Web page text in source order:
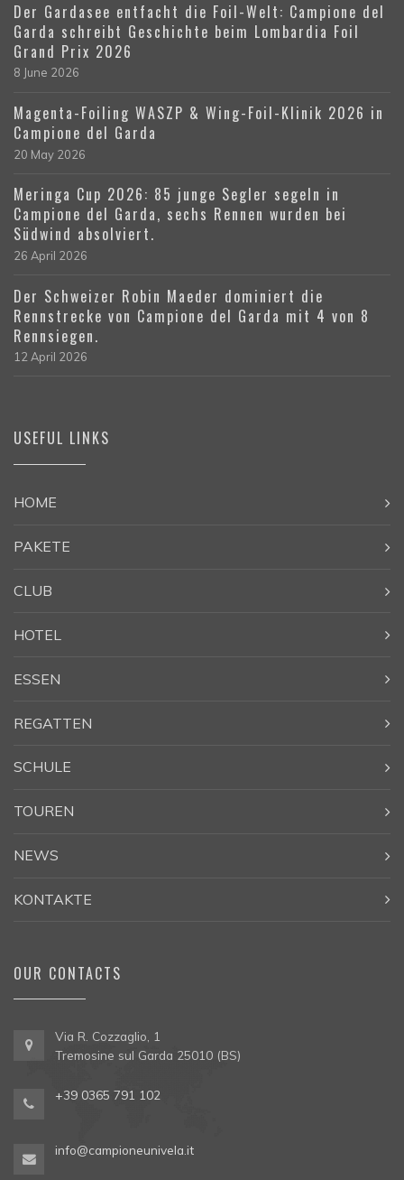
Der Gardasee entfacht die Foil-Welt: Campione del
Garda schreibt Geschichte beim Lombardia Foil
Grand Prix 2026
8 June 2026
Magenta-Foiling WASZP & Wing-Foil-Klinik 2026 in
Campione del Garda
20 May 2026
Meringa Cup 2026: 85 junge Segler segeln in
Campione del Garda, sechs Rennen wurden bei
Südwind absolviert.
26 April 2026
Der Schweizer Robin Maeder dominiert die
Rennstrecke von Campione del Garda mit 4 von 8
Rennsiegen.
12 April 2026
USEFUL LINKS
HOME
PAKETE
CLUB
HOTEL
ESSEN
REGATTEN
SCHULE
TOUREN
NEWS
KONTAKTE
OUR CONTACTS
Via R. Cozzaglio, 1
Tremosine sul Garda 25010 (BS)
+39 0365 791 102
info@campioneunivela.it